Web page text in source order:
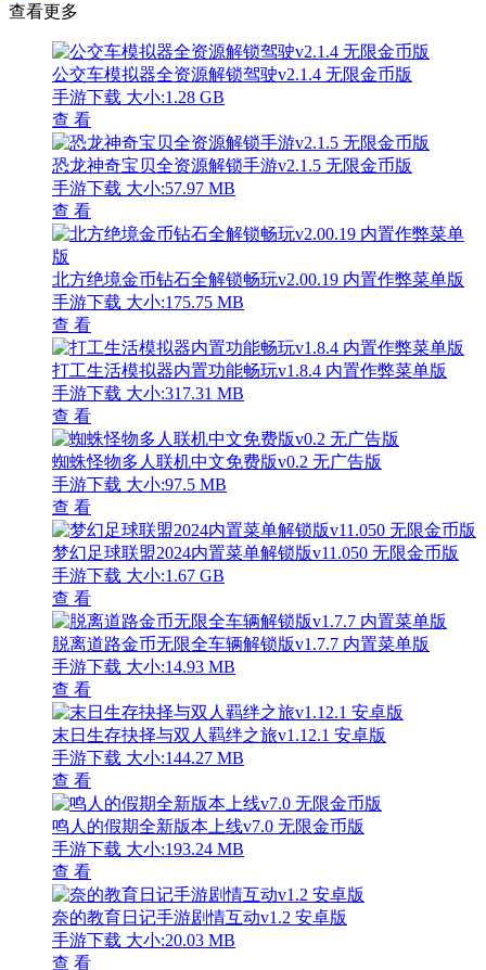
查看更多
公交车模拟器全资源解锁驾驶v2.1.4 无限金币版
手游下载 大小:1.28 GB
查 看
恐龙神奇宝贝全资源解锁手游v2.1.5 无限金币版
手游下载 大小:57.97 MB
查 看
北方绝境金币钻石全解锁畅玩v2.00.19 内置作弊菜单版
手游下载 大小:175.75 MB
查 看
打工生活模拟器内置功能畅玩v1.8.4 内置作弊菜单版
手游下载 大小:317.31 MB
查 看
蜘蛛怪物多人联机中文免费版v0.2 无广告版
手游下载 大小:97.5 MB
查 看
梦幻足球联盟2024内置菜单解锁版v11.050 无限金币版
手游下载 大小:1.67 GB
查 看
脱离道路金币无限全车辆解锁版v1.7.7 内置菜单版
手游下载 大小:14.93 MB
查 看
末日生存抉择与双人羁绊之旅v1.12.1 安卓版
手游下载 大小:144.27 MB
查 看
鸣人的假期全新版本上线v7.0 无限金币版
手游下载 大小:193.24 MB
查 看
奈的教育日记手游剧情互动v1.2 安卓版
手游下载 大小:20.03 MB
查 看